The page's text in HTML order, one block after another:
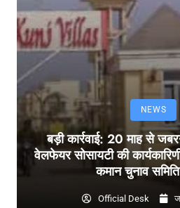
NEWS
बड़ी कार्रवाई: 20 माह से
वेलफेयर सोसायटी की
कमान चुनाव
Official Desk